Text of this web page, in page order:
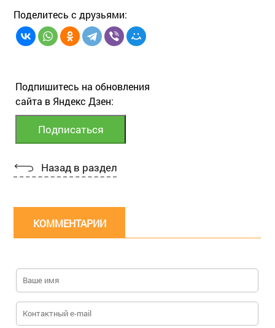
Поделитесь с друзьями:
Подпишитесь на обновления
сайта в Яндекс Дзен:
Назад в раздел
КОММЕНТАРИИ